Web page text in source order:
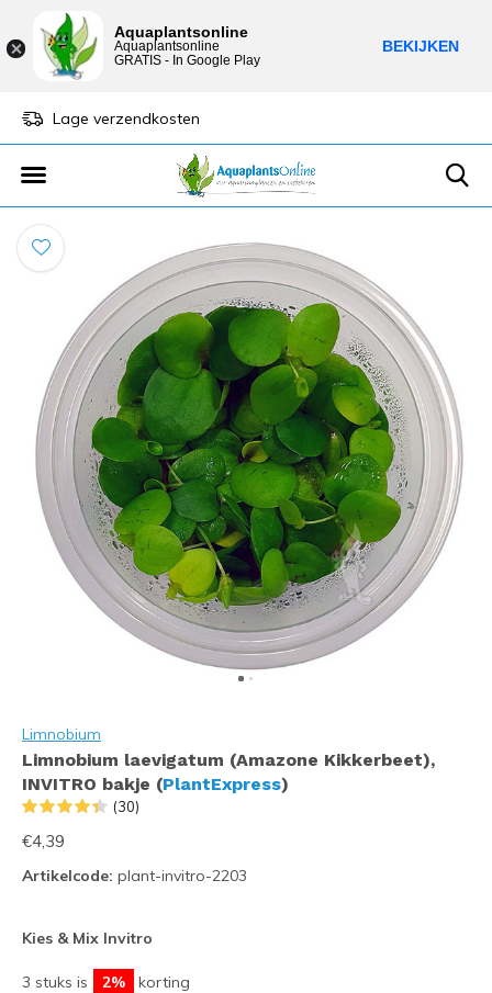
Lage verzendkosten
Limnobium
Limnobium laevigatum (Amazone Kikkerbeet),
INVITRO bakje (PlantExpress)
(30)
€4,39
Artikelcode: plant-invitro-2203
Kies & Mix Invitro
3 stuks is 2% korting
Aquaplantsonline
Aquaplantsonline
GRATIS - In Google Play
BEKIJKEN